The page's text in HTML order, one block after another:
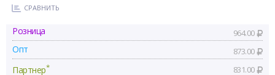
СРАВНИТЬ
Розница 964.00
Опт 873.00
Партнер* 831.00